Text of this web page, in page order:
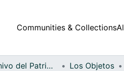
Communities & Collections
Fondo Archivo del Patrimonio Fotográfico y Fílmico del Valle del Cauca Los Objetos